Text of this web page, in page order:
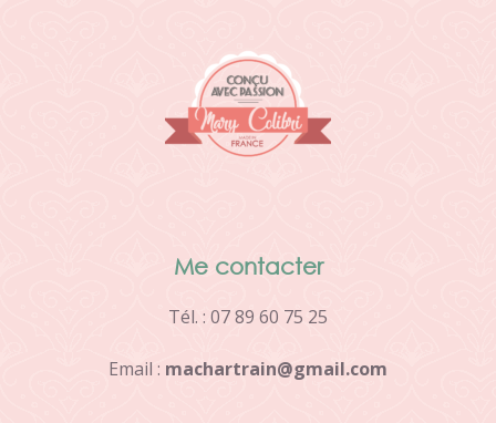
Me contacter
Tél. : 07 89 60 75 25
Email : machartrain@gmail.com